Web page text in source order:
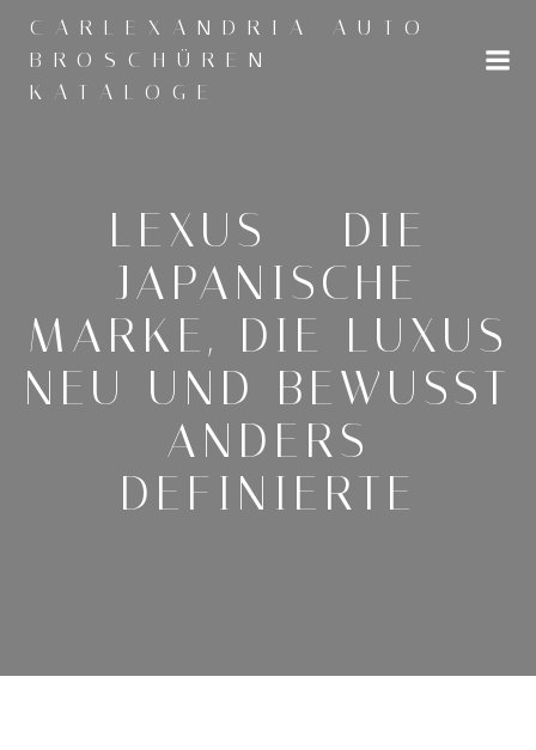
Inhalt
CARLEXANDRIA AUTO
BROSCHÜREN
KATALOGE
LEXUS – DIE
JAPANISCHE
MARKE, DIE LUXUS
NEU UND BEWUSST
ANDERS
DEFINIERTE